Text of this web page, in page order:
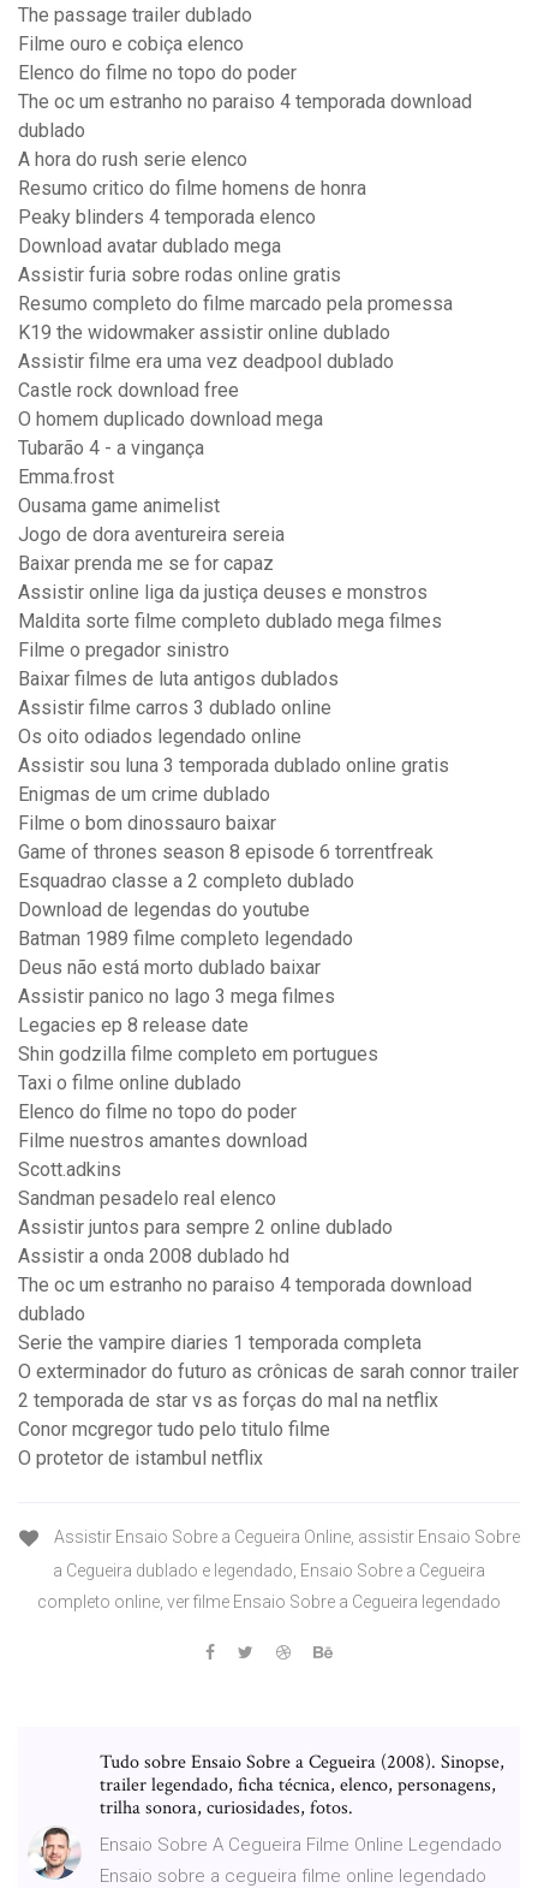
The passage trailer dublado
Filme ouro e cobiça elenco
Elenco do filme no topo do poder
The oc um estranho no paraiso 4 temporada download
dublado
A hora do rush serie elenco
Resumo critico do filme homens de honra
Peaky blinders 4 temporada elenco
Download avatar dublado mega
Assistir furia sobre rodas online gratis
Resumo completo do filme marcado pela promessa
K19 the widowmaker assistir online dublado
Assistir filme era uma vez deadpool dublado
Castle rock download free
O homem duplicado download mega
Tubarão 4 - a vingança
Emma.frost
Ousama game animelist
Jogo de dora aventureira sereia
Baixar prenda me se for capaz
Assistir online liga da justiça deuses e monstros
Maldita sorte filme completo dublado mega filmes
Filme o pregador sinistro
Baixar filmes de luta antigos dublados
Assistir filme carros 3 dublado online
Os oito odiados legendado online
Assistir sou luna 3 temporada dublado online gratis
Enigmas de um crime dublado
Filme o bom dinossauro baixar
Game of thrones season 8 episode 6 torrentfreak
Esquadrao classe a 2 completo dublado
Download de legendas do youtube
Batman 1989 filme completo legendado
Deus não está morto dublado baixar
Assistir panico no lago 3 mega filmes
Legacies ep 8 release date
Shin godzilla filme completo em portugues
Taxi o filme online dublado
Elenco do filme no topo do poder
Filme nuestros amantes download
Scott.adkins
Sandman pesadelo real elenco
Assistir juntos para sempre 2 online dublado
Assistir a onda 2008 dublado hd
The oc um estranho no paraiso 4 temporada download
dublado
Serie the vampire diaries 1 temporada completa
O exterminador do futuro as crônicas de sarah connor trailer
2 temporada de star vs as forças do mal na netflix
Conor mcgregor tudo pelo titulo filme
O protetor de istambul netflix
Assistir Ensaio Sobre a Cegueira Online, assistir Ensaio Sobre
a Cegueira dublado e legendado, Ensaio Sobre a Cegueira
completo online, ver filme Ensaio Sobre a Cegueira legendado
Tudo sobre Ensaio Sobre a Cegueira (2008). Sinopse,
trailer legendado, ficha técnica, elenco, personagens,
trilha sonora, curiosidades, fotos.
Ensaio Sobre A Cegueira Filme Online Legendado
Ensaio sobre a cegueira filme online legendado